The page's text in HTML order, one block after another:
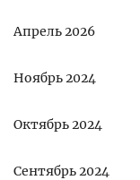
Апрель 2026
Ноябрь 2024
Октябрь 2024
Сентябрь 2024